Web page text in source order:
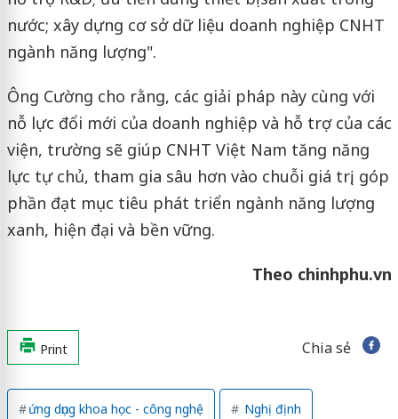
nước; xây dựng cơ sở dữ liệu doanh nghiệp CNHT
ngành năng lượng".
Ông Cường cho rằng, các giải pháp này cùng với
nỗ lực đổi mới của doanh nghiệp và hỗ trợ của các
viện, trường sẽ giúp CNHT Việt Nam tăng năng
lực tự chủ, tham gia sâu hơn vào chuỗi giá trị, góp
phần đạt mục tiêu phát triển ngành năng lượng
xanh, hiện đại và bền vững.
Theo chinhphu.vn
Print Chia sẻ
ứng dụng khoa học - công nghệ Nghị định